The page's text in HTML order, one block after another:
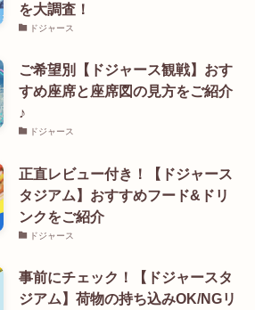
を大調査！
ドジャース
ご希望別【ドジャース観戦】おす
すめ座席と座席図の見方をご紹介
♪
ドジャース
正直レビュー付き！【ドジャース
タジアム】おすすめフード&ドリ
ンクをご紹介
ドジャース
事前にチェック！【ドジャースタ
ジアム】荷物の持ち込みOK/NGリ